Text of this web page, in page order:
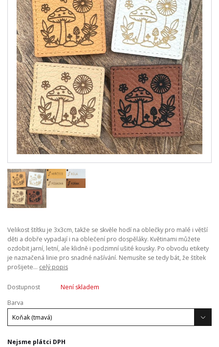
Velikost štítku je 3x3cm, takže se skvěle hodí na oblečky pro malé i větší
děti a dobře vypadají i na oblečení pro dospěláky. Květinami můžete
ozdobit jarní, letní, ale klidně i podzimní ušité kousky. Po obvodu etikety
je naznačená linie pro snadné našívání. Nemusíte se tedy bát, že štítek
prošijete... celý popis
Dostupnost
Není skladem
Barva
Nejsme plátci DPH